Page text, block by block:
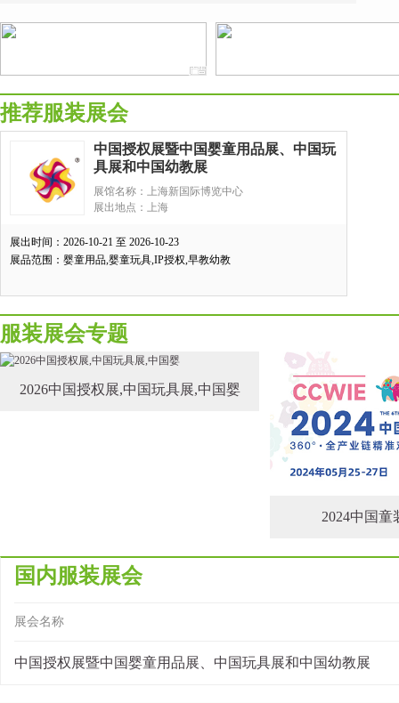
推荐服装展会
中国授权展暨中国婴童用品展、中国玩
具展和中国幼教展
展馆名称：上海新国际博览中心
展出地点：上海
展出时间：2026-10-21 至 2026-10-23
展品范围：婴童用品,婴童玩具,IP授权,早教幼教
服装展会专题
2026中国授权展,中国玩具展,中国婴
2024中国童
国内服装展会
展会名称
中国授权展暨中国婴童用品展、中国玩具展和中国幼教展